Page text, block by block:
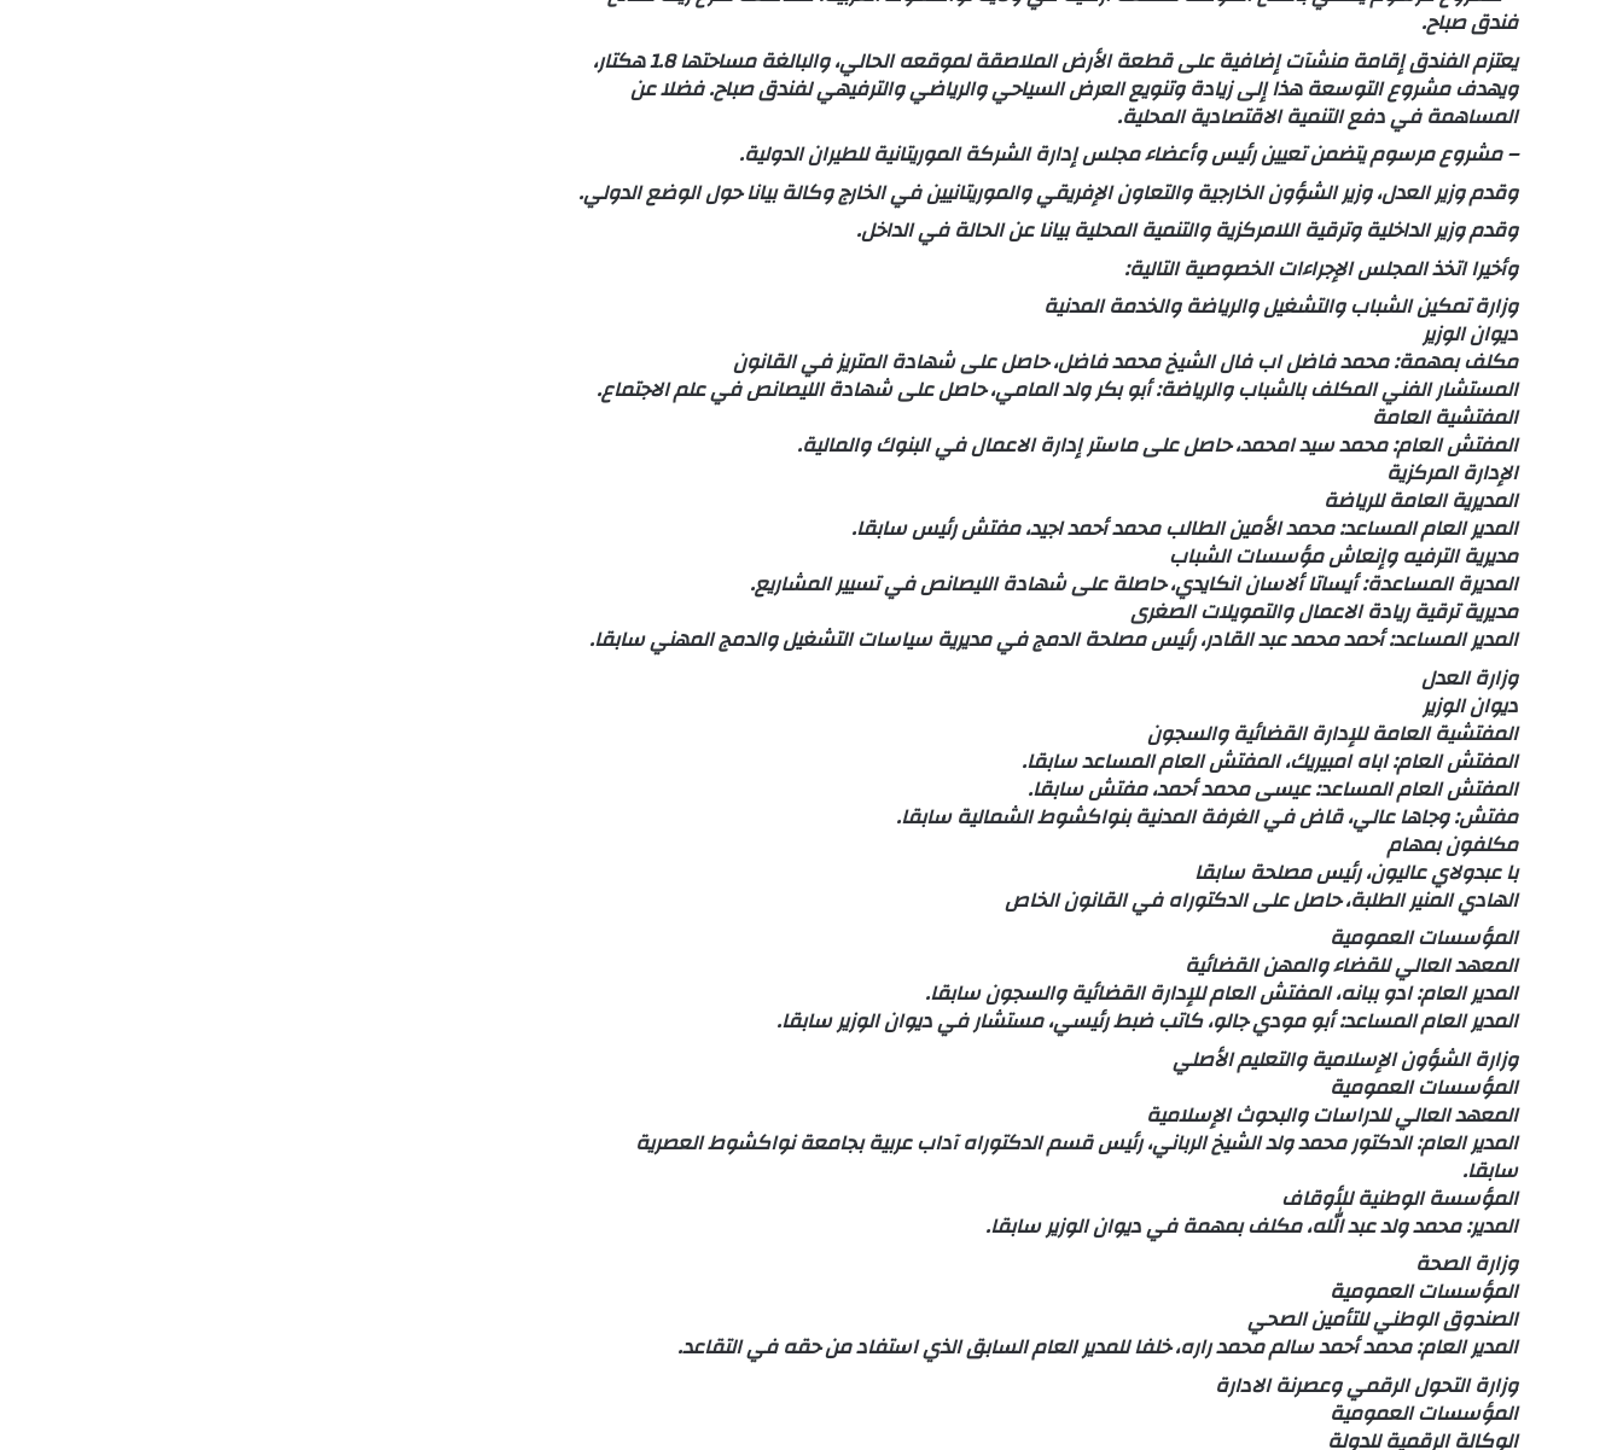
فندق صباح.
يعتزم الفندق إقامة منشآت إضافية على قطعة الأرض الملاصقة لموقعه الحالي، والبالغة مساحتها 1.8 هكتار،
ويهدف مشروع التوسعة هذا إلى زيادة وتنويع العرض السياحي والرياضي والترفيهي لفندق صباح. فضلا عن
المساهمة في دفع التنمية الاقتصادية المحلية.
– مشروع مرسوم يتضمن تعيين رئيس وأعضاء مجلس إدارة الشركة الموريتانية للطيران الدولية.
وقدم وزير العدل، وزير الشؤون الخارجية والتعاون الإفريقي والموريتانيين في الخارج وكالة بيانا حول الوضع الدولي.
وقدم وزير الداخلية وترقية اللامركزية والتنمية المحلية بيانا عن الحالة في الداخل.
وأخيرا اتخذ المجلس الإجراءات الخصوصية التالية:
وزارة تمكين الشباب والتشغيل والرياضة والخدمة المدنية
ديوان الوزير
مكلف بمهمة: محمد فاضل اب فال الشيخ محمد فاضل، حاصل على شهادة المتريز في القانون
المستشار الفني المكلف بالشباب والرياضة: أبو بكر ولد المامي، حاصل على شهادة الليصانص في علم الاجتماع.
المفتشية العامة
المفتش العام: محمد سيد امحمد، حاصل على ماستر إدارة الاعمال في البنوك والمالية.
الإدارة المركزية
المديرية العامة للرياضة
المدير العام المساعد: محمد الأمين الطالب محمد أحمد اجيد، مفتش رئيس سابقا.
مديرية الترفيه وإنعاش مؤسسات الشباب
المديرة المساعدة: أيساتا ألاسان انكايدي، حاصلة على شهادة الليصانص في تسيير المشاريع.
مديرية ترقية ريادة الاعمال والتمويلات الصغرى
المدير المساعد: أحمد محمد عبد القادر، رئيس مصلحة الدمج في مديرية سياسات التشغيل والدمج المهني سابقا.
وزارة العدل
ديوان الوزير
المفتشية العامة للإدارة القضائية والسجون
المفتش العام: اباه امبيريك، المفتش العام المساعد سابقا.
المفتش العام المساعد: عيسى محمد أحمد، مفتش سابقا.
مفتش: وجاها عالي، قاض في الغرفة المدنية بنواكشوط الشمالية سابقا.
مكلفون بمهام
با عبدولاي عاليون، رئيس مصلحة سابقا
الهادي المنير الطلبة، حاصل على الدكتوراه في القانون الخاص
المؤسسات العمومية
المعهد العالي للقضاء والمهن القضائية
المدير العام: ادو ببانه، المفتش العام للإدارة القضائية والسجون سابقا.
المدير العام المساعد: أبو مودي جالو، كاتب ضبط رئيسي، مستشار في ديوان الوزير سابقا.
وزارة الشؤون الإسلامية والتعليم الأصلي
المؤسسات العمومية
المعهد العالي للدراسات والبحوث الإسلامية
المدير العام: الدكتور محمد ولد الشيخ الرباني، رئيس قسم الدكتوراه آداب عربية بجامعة نواكشوط العصرية
سابقا.
المؤسسة الوطنية للأوقاف
المدير: محمد ولد عبد الله، مكلف بمهمة في ديوان الوزير سابقا.
وزارة الصحة
المؤسسات العمومية
الصندوق الوطني للتأمين الصحي
المدير العام: محمد أحمد سالم محمد راره، خلفا للمدير العام السابق الذي استفاد من حقه في التقاعد.
وزارة التحول الرقمي وعصرنة الادارة
المؤسسات العمومية
الوكالة الرقمية للدولة